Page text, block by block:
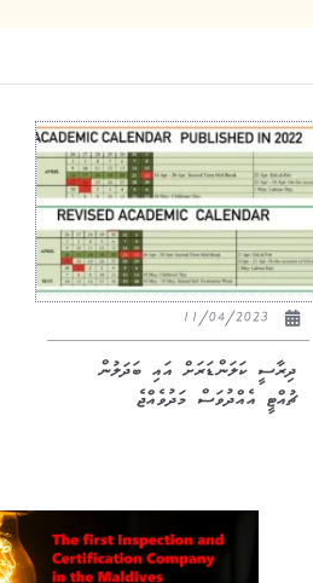
ދިރާސީ ކަލަންޑަރަށް އައި ބަދަލުން
ޗުއްޓީ އެއްދުވަސް މަދުވެއްޖެ